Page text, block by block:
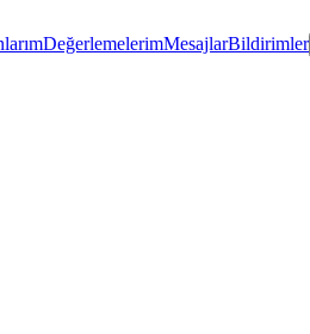
DeğerlemelerimMesajlarBildirimler